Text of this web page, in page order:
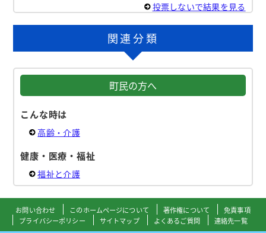
投票しないで結果を見る
関連分類
町民の方へ
こんな時は
高齢・介護
健康・医療・福祉
福祉と介護
お問い合わせ このホームページについて 著作権について
免責事項
プライバシーポリシー
サイトマップ よくあるご質問 連絡先一覧